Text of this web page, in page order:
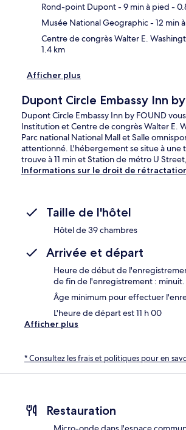
Rond-point Dupont- 9 min à pied -
Musée National Geographic- 12 min
Centre de congrès Walter E.
1.4 km
Afficher plus
Dupont Circle Embassy Inn
Dupont Circle Embassy Inn by FOUND
Institution et Centre de congrès Walter E.
Parc national National Mall et Salle
attentionné. L'hébergement se situe à
trouve à 11 min et Station de métro U Street,
Informations sur le droit de
Taille de l'hôtel
Hôtel de 39 chambres
Arrivée et départ
Heure de début de
de fin de l'enregistrement : minuit.
Âge minimum pour effectuer
L'heure de départ est 11 h 00
Afficher plus
* Consultez les frais et politiques pour en
Restauration